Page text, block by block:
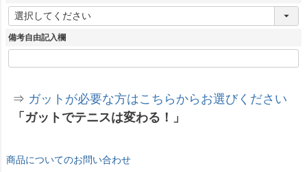
(
備考自由記入欄
⇒ ガットが必要な方はこちらからお選びください
「ガットでテニスは変わる！」
商品についてのお問い合わせ